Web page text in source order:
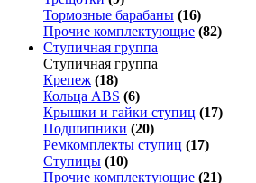
Тормозные барабаны (16)
Прочие комплектующие (82)
Ступичная группа
Ступичная группа
Крепеж (18)
Кольца ABS (6)
Крышки и гайки ступиц (17)
Подшипники (20)
Ремкомплекты ступиц (17)
Ступицы (10)
Прочие комплектующие (21)